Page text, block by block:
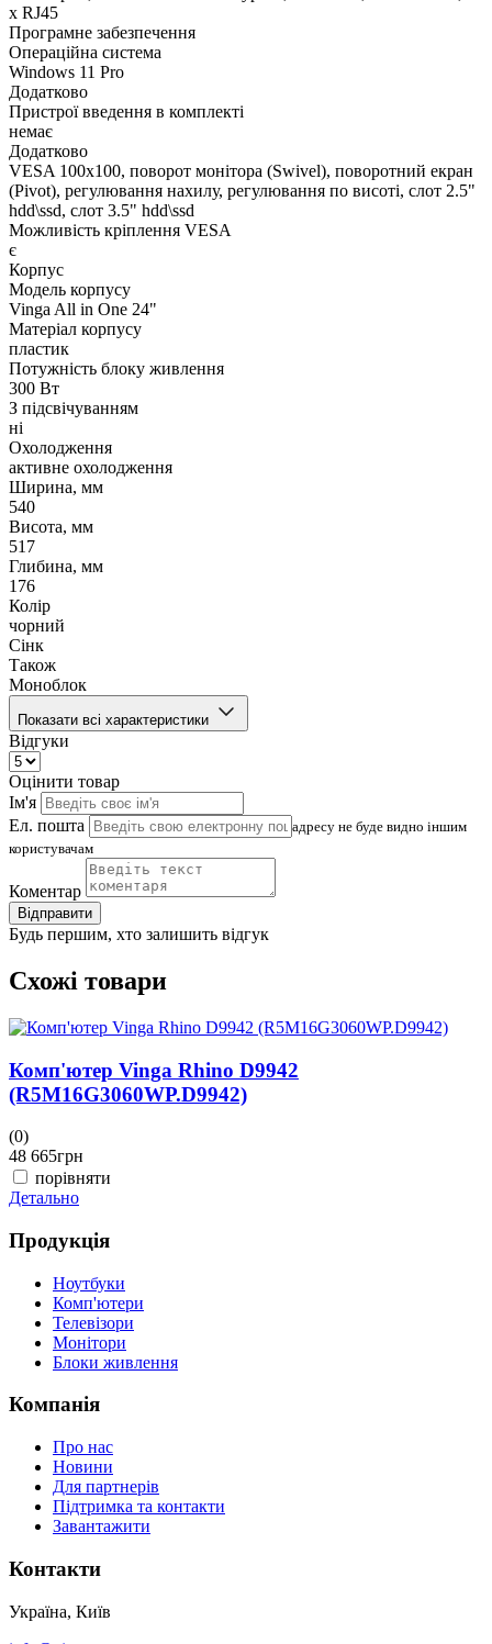
x RJ45
Програмне забезпечення
Операційна система
Windows 11 Pro
Додатково
Пристрої введення в комплекті
немає
Додатково
VESA 100x100, поворот монітора (Swivel), поворотний екран
(Pivot), регулювання нахилу, регулювання по висоті, слот 2.5"
hdd\ssd, слот 3.5" hdd\ssd
Можливість кріплення VESA
є
Корпус
Модель корпусу
Vinga All in One 24"
Матеріал корпусу
пластик
Потужність блоку живлення
300 Вт
З підсвічуванням
ні
Охолодження
активне охолодження
Ширина, мм
540
Висота, мм
517
Глибина, мм
176
Колір
чорний
Сінк
Також
Моноблок
Показати всі характеристики
Відгуки
Оцінити товар
Ім'я
Ел. пошта
адресу не буде видно іншим
користувачам
Коментар
Відправити
Будь першим, хто залишить відгук
Схожі товари
Комп'ютер Vinga Rhino D9942
(R5M16G3060WP.D9942)
(0)
48 665грн
порівняти
Детально
Продукція
Ноутбуки
Комп'ютери
Телевізори
Монітори
Блоки живлення
Компанія
Про нас
Новини
Для партнерів
Підтримка та контакти
Завантажити
Контакти
Україна, Київ